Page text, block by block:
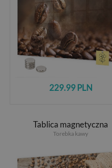
229.99 PLN
Tablica magnetyczna
Torebka kawy